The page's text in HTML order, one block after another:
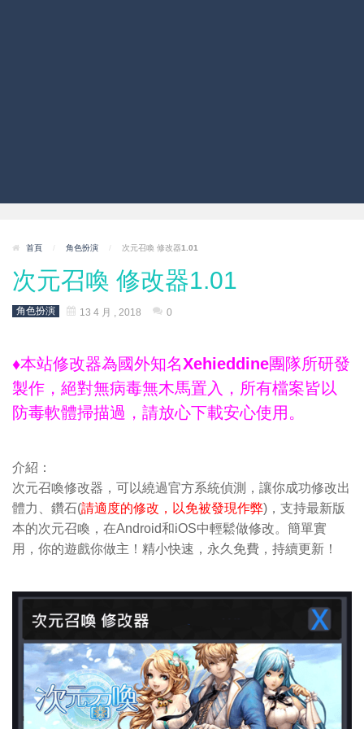
首頁 / 角色扮演 / 次元召喚 修改器1.01
次元召喚 修改器1.01
角色扮演 13 4 月 , 2018 0
♦本站修改器為國外知名Xehieddine團隊所研發
製作，絕對無病毒無木馬置入，所有檔案皆以
防毒軟體掃描過，請放心下載安心使用。
介紹：
次元召喚修改器，可以繞過官方系統偵測，讓你成功修改出
體力、鑽石(請適度的修改，以免被發現作弊)，支持最新版
本的次元召喚，在Android和iOS中輕鬆做修改。簡單實
用，你的遊戲你做主！精小快速，永久免費，持續更新！